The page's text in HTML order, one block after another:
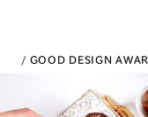
GOOD DESIGN